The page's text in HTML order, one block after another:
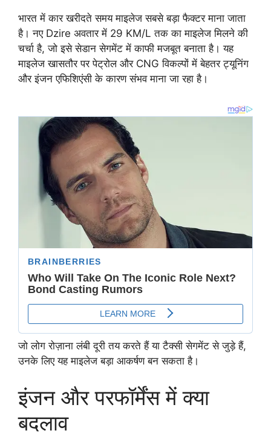
भारत में कार खरीदते समय माइलेज सबसे बड़ा फैक्टर माना जाता
है। नए Dzire अवतार में 29 KM/L तक का माइलेज मिलने की
चर्चा है, जो इसे सेडान सेगमेंट में काफी मजबूत बनाता है। यह
माइलेज खासतौर पर पेट्रोल और CNG विकल्पों में बेहतर ट्यूनिंग
और इंजन एफिशिएंसी के कारण संभव माना जा रहा है।
जो लोग रोज़ाना लंबी दूरी तय करते हैं या टैक्सी सेगमेंट से जुड़े हैं,
उनके लिए यह माइलेज बड़ा आकर्षण बन सकता है।
इंजन और परफॉर्मेंस में क्या
बदलाव